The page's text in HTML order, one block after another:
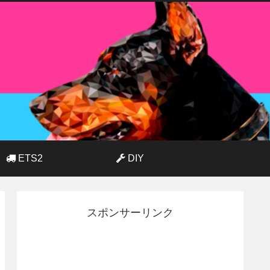
ETS2 DIY
スポンサーリンク